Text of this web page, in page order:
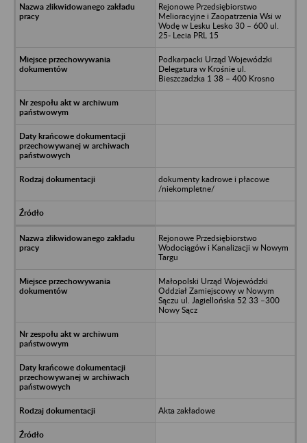
Rejonowe Przedsiębiorstwo
Melioracyjne i Zaopatrzenia Wsi w
Wodę w Lesku Lesko 30 – 600 ul.
25- Lecia PRL 15
Podkarpacki Urząd Wojewódzki
Delegatura w Krośnie ul.
Bieszczadzka 1 38 – 400 Krosno
dokumenty kadrowe i płacowe
/niekompletne/
Rejonowe Przedsiębiorstwo
Wodociągów i Kanalizacji w Nowym
Targu
Małopolski Urząd Wojewódzki
Oddział Zamiejscowy w Nowym
Sączu ul. Jagiellońska 52 33 –300
Nowy Sącz
Akta zakładowe